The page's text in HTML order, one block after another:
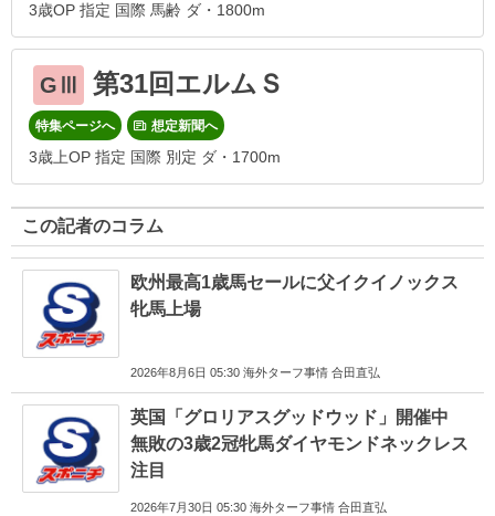
3歳OP 指定 国際 馬齢 ダ・1800m
GⅢ 第31回エルムＳ
特集ページへ 想定新聞へ
3歳上OP 指定 国際 別定 ダ・1700m
この記者のコラム
欧州最高1歳馬セールに父イクイノックス
牝馬上場
2026年8月6日 05:30 海外ターフ事情 合田直弘
英国「グロリアスグッドウッド」開催中
無敗の3歳2冠牝馬ダイヤモンドネックレス
注目
2026年7月30日 05:30 海外ターフ事情 合田直弘